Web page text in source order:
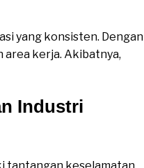
yang konsisten. Dengan
area kerja. Akibatnya,
Industri